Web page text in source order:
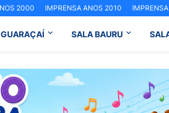
2000 IMPRENSA ANOS 2010
SALA BAURU